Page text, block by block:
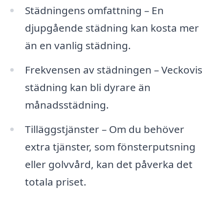
Städningens omfattning – En
djupgående städning kan kosta mer
än en vanlig städning.
Frekvensen av städningen – Veckovis
städning kan bli dyrare än
månadsstädning.
Tilläggstjänster – Om du behöver
extra tjänster, som fönsterputsning
eller golvvård, kan det påverka det
totala priset.